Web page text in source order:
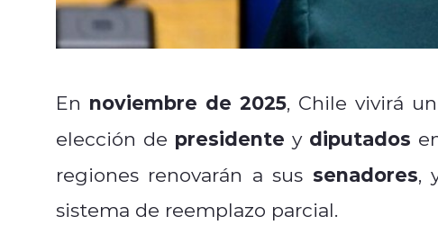
En noviembre de 2025, Chile vivirá
elección de presidente y diputados
regiones renovarán a sus senadores,
sistema de reemplazo parcial.